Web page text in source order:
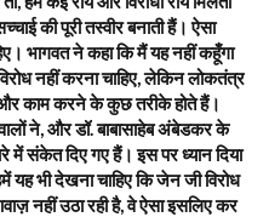
की पूरी तस्वीर बनाती हैं। ऐसा
भागवत ने कहा कि मैं यह नहीं कहूँगा
नहीं करना चाहिए, लेकिन लोकतंत्र
काम करने के कुछ तरीके होते हैं।
ने, और डॉ. बाबासाहेब अंबेडकर के
में संकेत दिए गए हैं। इस पर ध्यान दिया
यह भी देखना चाहिए कि जेन जी विरोध
नहीं उठा रही है, वे ऐसा इसलिए कर